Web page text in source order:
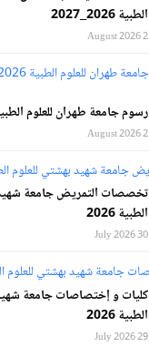
الطبية 2026_2027
2 August 2026
رسوم جامعة طهران للعلوم الطبية
2 August 2026
تخصصات التمريض جامعة
الطبية 2026
30 July 2026
كليات و إختصاصات جامعة
الطبية 2026
29 July 2026